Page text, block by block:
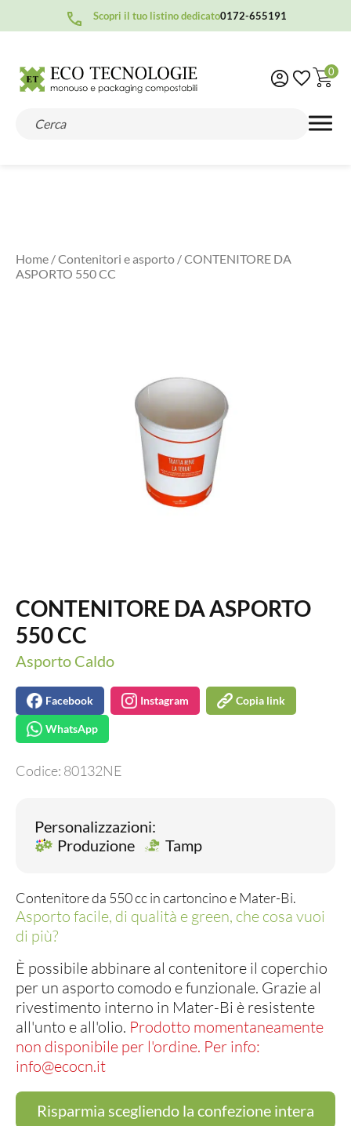
Scopri il tuo listino dedicato0172-655191
0
Home /Contenitori e asporto / CONTENITORE DA
ASPORTO 550 CC
CONTENITORE DA ASPORTO
550 CC
Asporto Caldo
Facebook Instagram Copia link
WhatsApp
Codice: 80132NE
Personalizzazioni:
Produzione
Tamp
Contenitore da 550 cc in cartoncino e Mater-Bi.
Asporto facile, di qualità e green, che cosa vuoi
di più?
È possibile abbinare al contenitore il coperchio
per un asporto comodo e funzionale. Grazie al
rivestimento interno in Mater-Bi è resistente
all'unto e all'olio. Prodotto momentaneamente
non disponibile per l'ordine. Per info:
info@ecocn.it
Risparmia scegliendo la confezione intera